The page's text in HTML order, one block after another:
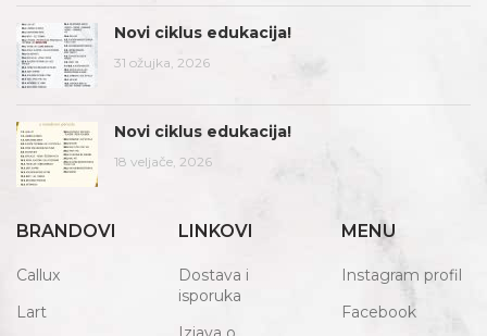
Novi ciklus edukacija!
31 ožujka, 2026
Novi ciklus edukacija!
18 veljače, 2026
BRANDOVI
Callux
Lart
LINKOVI
Dostava i
isporuka
MENU
Instagram profil
Facebook